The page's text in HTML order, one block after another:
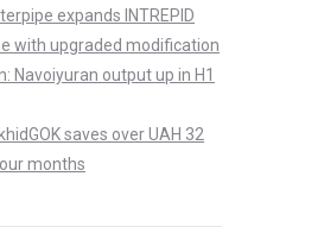
expands INTREPID
with upgraded modification
Navoiyuran output up in H1
saves over UAH 32
months